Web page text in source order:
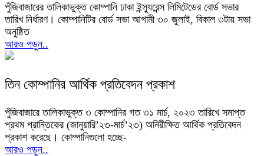
পুঁজিবাজারের তালিকাভুক্ত কোম্পানি ঢাকা ইন্স্যুরেন্স লিমিটেডের বোর্ড সভার
তারিখ নির্ধারণ। কোম্পানিটির বোর্ড সভা আগামী ৩০ জুলাই, বিকাল ৩টায় সভা
অনুষ্ঠিত
আরও পড়ুন..
তিন কোম্পানির আর্থিক প্রতিবেদন প্রকাশ
পুঁজিবাজারে তালিকাভুক্ত ৩ কোম্পানির গত ৩১ মার্চ, ২০২৩ তারিখে সমাপ্ত
প্রথম প্রান্তিকের (জানুয়ারি’২৩-মার্চ’২৩) অনিরীক্ষিত আর্থিক প্রতিবেদন
প্রকাশ করেছে। কোম্পানিগুলো হচ্ছে-
আরও পড়ুন..